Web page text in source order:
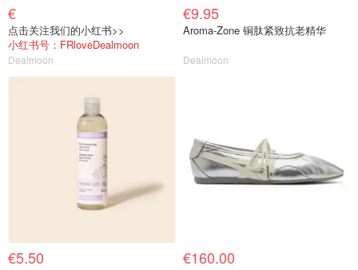
€
点击关注我们的小红书>>
小红书号：FRloveDealmoon
Dealmoon
€9.95
Aroma-Zone 铜肽紧致抗老精华
Dealmoon
€5.50 €160.00